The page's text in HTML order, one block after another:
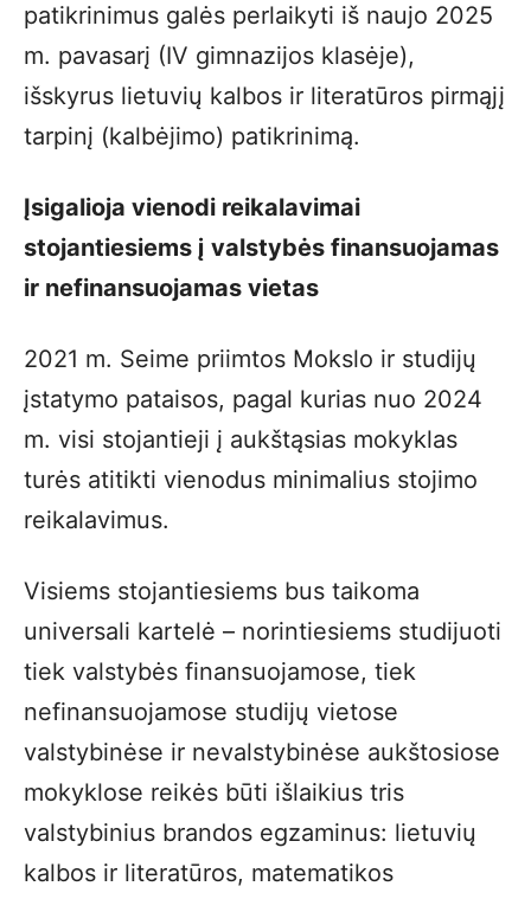
patikrinimus galės perlaikyti iš naujo 2025
m. pavasarį (IV gimnazijos klasėje),
išskyrus lietuvių kalbos ir literatūros pirmąjį
tarpinį (kalbėjimo) patikrinimą.
Įsigalioja vienodi reikalavimai
stojantiesiems į valstybės finansuojamas
ir nefinansuojamas vietas
2021 m. Seime priimtos Mokslo ir studijų
įstatymo pataisos, pagal kurias nuo 2024
m. visi stojantieji į aukštąsias mokyklas
turės atitikti vienodus minimalius stojimo
reikalavimus.
Visiems stojantiesiems bus taikoma
universali kartelė – norintiesiems studijuoti
tiek valstybės finansuojamose, tiek
nefinansuojamose studijų vietose
valstybinėse ir nevalstybinėse aukštosiose
mokyklose reikės būti išlaikius tris
valstybinius brandos egzaminus: lietuvių
kalbos ir literatūros, matematikos